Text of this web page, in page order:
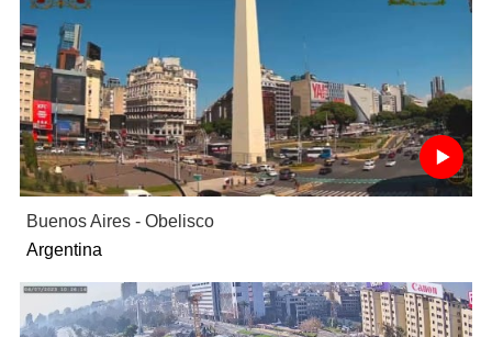
Buenos Aires - Obelisco
Argentina